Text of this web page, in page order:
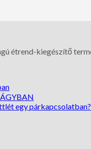
étrend-kiegészítő
egy párkapcsolatban?